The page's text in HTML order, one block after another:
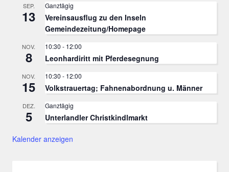
SEP.
13
Ganztägig
Vereinsausflug zu den Inseln
Gemeindezeitung/Homepage
NOV.
8
10:30 - 12:00
Leonhardiritt mit Pferdesegnung
NOV.
15
10:30 - 12:00
Volkstrauertag; Fahnenabordnung u. Männer
DEZ.
5
Ganztägig
Unterlandler Christkindlmarkt
Kalender anzeigen